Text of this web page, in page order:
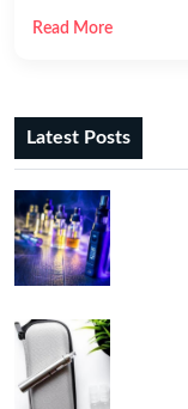
öne çıkar; bunun
Read More
Latest Posts